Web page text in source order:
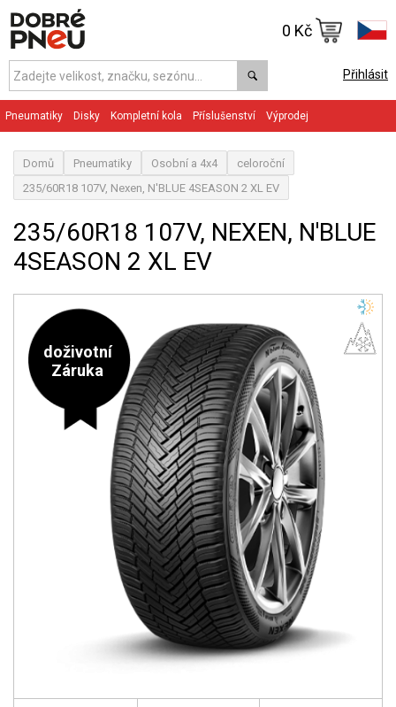
Přihlásit
0 Kč
Pneumatiky Disky Kompletní kola Příslušenství Výprodej
Domů Pneumatiky Osobní a 4x4
celoroční
235/60R18 107V, Nexen, N'BLUE 4SEASON 2 XL EV
235/60R18 107V, NEXEN, N'BLUE
4SEASON 2 XL EV
doživotní
Záruka